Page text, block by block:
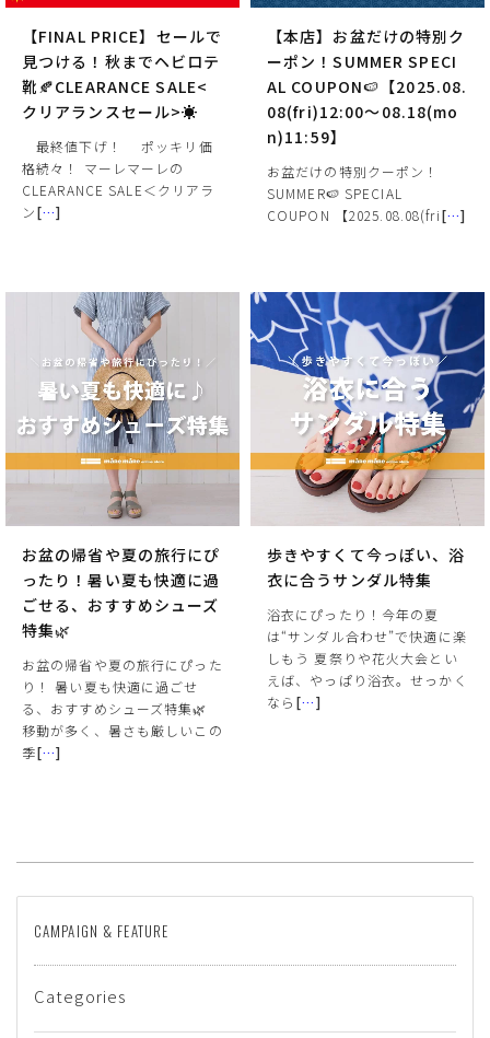
【FINAL PRICE】セールで
見つける！秋までヘビロテ
靴🍂CLEARANCE SALE<
クリアランスセール>☀
最終値下げ！ ポッキリ価
格続々！ マーレマーレの
CLEARANCE SALE＜クリアラ
ン[…]
【本店】お盆だけの特別ク
ーポン！SUMMER SPECI
AL COUPON🍉【2025.08.
08(fri)12:00～08.18(mo
n)11:59】
お盆だけの特別クーポン！
SUMMER🍉 SPECIAL
COUPON 【2025.08.08(fri[…]
お盆の帰省や夏の旅行にぴ
ったり！暑い夏も快適に過
ごせる、おすすめシューズ
特集🌿
お盆の帰省や夏の旅行にぴった
り！ 暑い夏も快適に過ごせ
る、おすすめシューズ特集🌿
移動が多く、暑さも厳しいこの
季[…]
歩きやすくて今っぽい、浴
衣に合うサンダル特集
浴衣にぴったり！今年の夏
は“サンダル合わせ”で快適に楽
しもう 夏祭りや花火大会とい
えば、やっぱり浴衣。せっかく
なら […]
CAMPAIGN & FEATURE
Categories
ヒールの高さ
絞り込んで検索する